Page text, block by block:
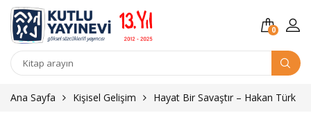
0
Kitap
Ana Sayfa Kişisel Gelişim Hayat Bir Savaştır – Hakan Türk